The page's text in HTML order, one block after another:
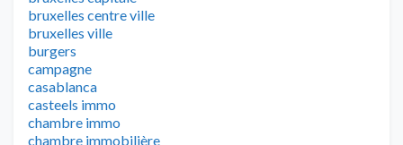
bruxelles centre ville
bruxelles ville
burgers
campagne
casablanca
casteels immo
chambre immo
chambre immobilière